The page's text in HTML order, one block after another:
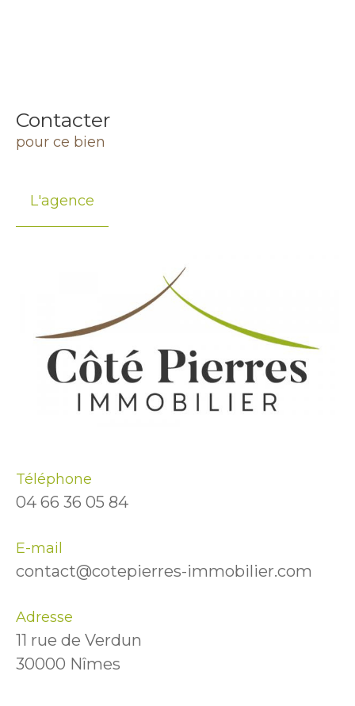
Contacter
pour ce bien
L'agence
Téléphone
04 66 36 05 84
E-mail
contact@cotepierres-immobilier.com
Adresse
11 rue de Verdun
30000 Nîmes